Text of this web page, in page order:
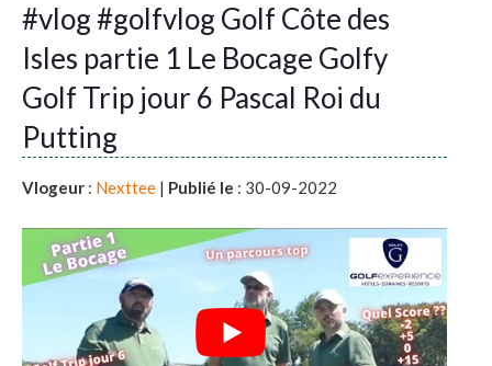
#vlog #golfvlog Golf Côte des
Isles partie 1 Le Bocage Golfy
Golf Trip jour 6 Pascal Roi du
Putting
Vlogeur : Nexttee | Publié le : 30-09-2022